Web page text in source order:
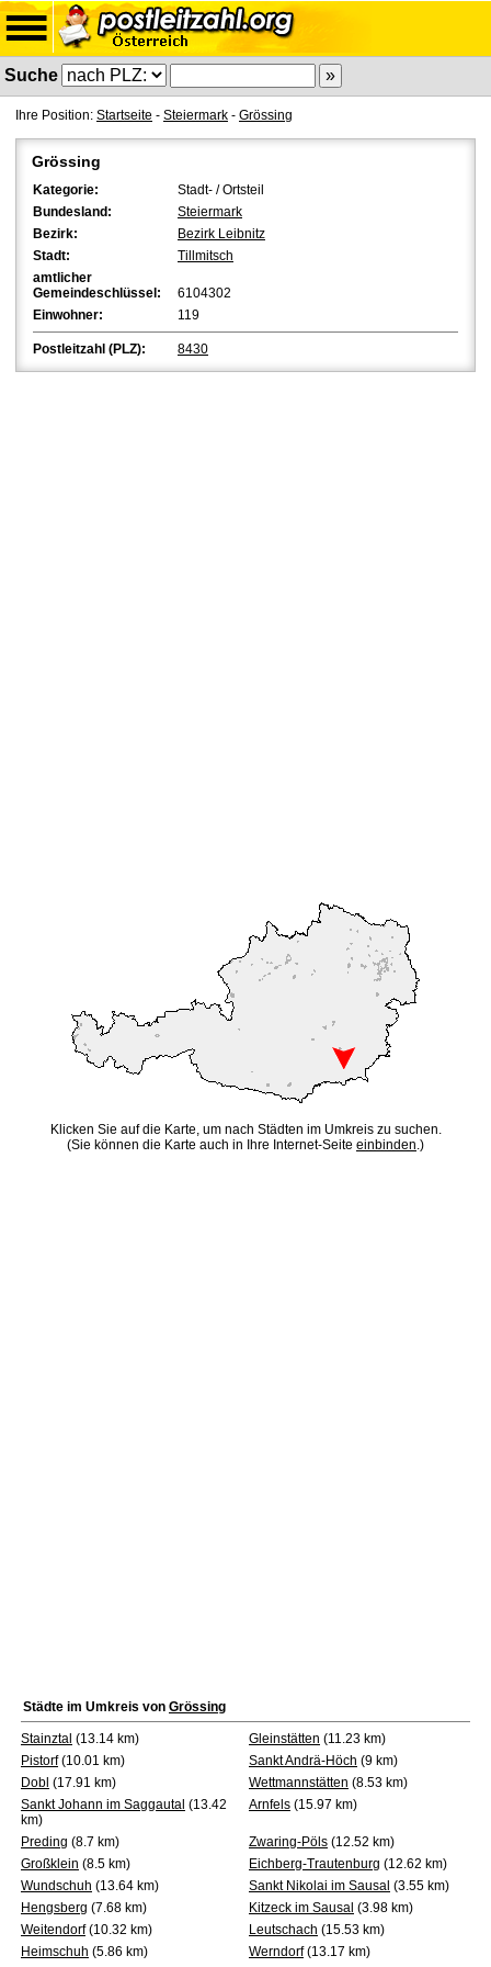
Suche
Ihre Position: Startseite - Steiermark - Grössing
Grössing
Kategorie:
Stadt- / Ortsteil
Bundesland:
Steiermark
Bezirk:
Bezirk Leibnitz
Stadt:
Tillmitsch
amtlicher
Gemeindeschlüssel:
6104302
Einwohner:
119
Postleitzahl (PLZ): 8430
Klicken Sie auf die Karte, um nach Städten im Umkreis zu suchen.
(Sie können die Karte auch in Ihre Internet-Seite einbinden.)
Städte im Umkreis von Grössing
Stainztal (13.14 km) Gleinstätten (11.23 km)
Pistorf(10.01 km) Sankt Andrä-Höch (9 km)
Dobl (17.91 km) Wettmannstätten (8.53 km)
Sankt Johann im Saggautal (13.42
km)
Arnfels (15.97 km)
Preding (8.7 km) Zwaring-Pöls (12.52 km)
Großklein (8.5 km) Eichberg-Trautenburg (12.62 km)
Wundschuh (13.64 km) Sankt Nikolai im Sausal (3.55 km)
Hengsberg (7.68 km) Kitzeck im Sausal (3.98 km)
Weitendorf(10.32 km) Leutschach (15.53 km)
Heimschuh (5.86 km) Werndorf(13.17 km)